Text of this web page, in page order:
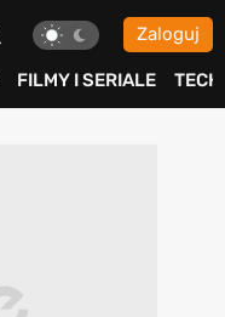
Zaloguj
FILMY I SERIALE TECH